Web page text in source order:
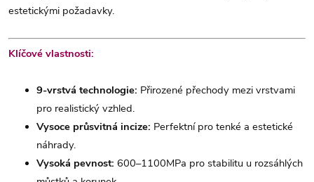
estetickými požadavky.
Klíčové vlastnosti:
9-vrstvá technologie: Přirozené přechody mezi vrstvami
pro realistický vzhled.
Vysoce průsvitná incize: Perfektní pro tenké a estetické
náhrady.
Vysoká pevnost: 600–1100MPa pro stabilitu u rozsáhlých